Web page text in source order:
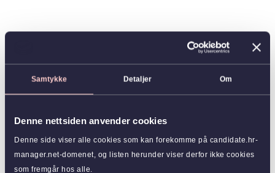
Samtykke Detaljer Om
Denne nettsiden anvender cookies
Denne side viser alle cookies som kan forekomme på candidate.hr-
manager.net-domenet, og listen herunder viser derfor ikke cookies
som fremgår hos alle.